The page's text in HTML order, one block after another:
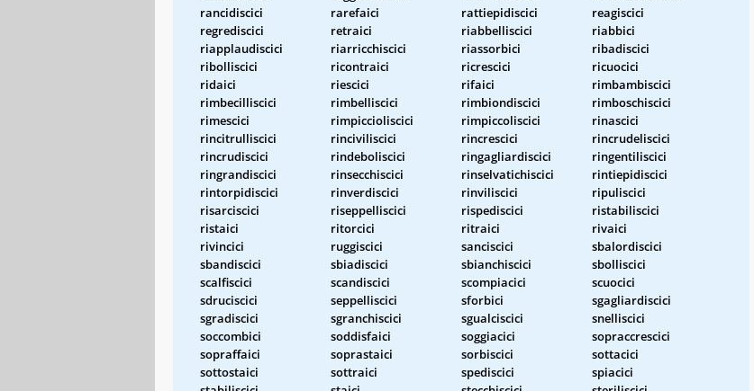
rancidiscici
rarefaici rattiepidiscici
reagiscici
regrediscici
retraici riabbelliscici
riabbici
riapplaudiscici
riarricchiscici riassorbici
ribadiscici
ribolliscici
ricontraici ricrescici
ricuocici
ridaici
riescici rifaici
rimbambiscici
rimbecilliscici
rimbelliscici rimbiondiscici
rimboschiscici
rimescici
rimpiccioliscici rimpiccoliscici
rinascici
rincitrulliscici
rinciviliscici rincrescici
rincrudeliscici
rincrudiscici
rindeboliscici ringagliardiscici
ringentiliscici
ringrandiscici
rinsecchiscici rinselvatichiscici
rintiepidiscici
rintorpidiscici
rinverdiscici rinviliscici
ripuliscici
risarciscici
riseppelliscici rispediscici
ristabiliscici
ristaici
ritorcici ritraici
rivaici
rivincici
ruggiscici sanciscici
sbalordiscici
sbandiscici
sbiadiscici sbianchiscici
sbolliscici
scalfiscici
scandiscici scompiacici
scuocici
sdruciscici
seppelliscici sforbici
sgagliardiscici
sgradiscici
sgranchiscici sgualciscici
snelliscici
soccombici
soddisfaici soggiacici
sopraccrescici
sopraffaici
soprastaici sorbiscici
sottacici
sottostaici
sottraici spediscici
spiacici